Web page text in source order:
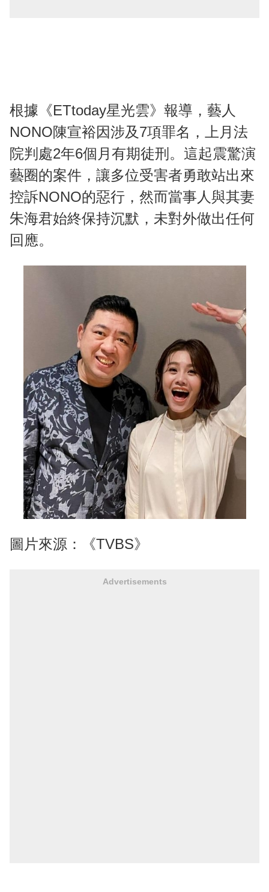
根據《ETtoday星光雲》報導，藝人
NONO陳宣裕因涉及7項罪名，上月法
院判處2年6個月有期徒刑。這起震驚演
藝圈的案件，讓多位受害者勇敢站出來
控訴NONO的惡行，然而當事人與其妻
朱海君始終保持沉默，未對外做出任何
回應。
圖片來源：《TVBS》
Advertisements